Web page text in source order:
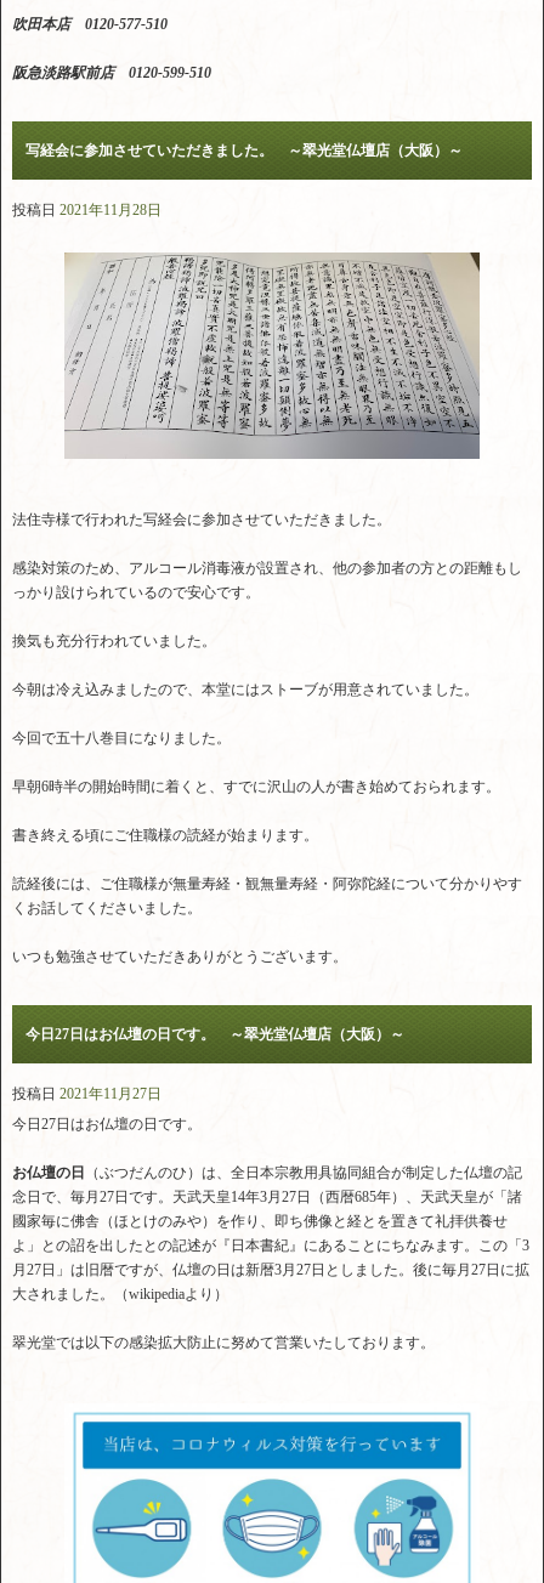
吹田本店 0120-577-510
阪急淡路駅前店 0120-599-510
写経会に参加させていただきました。 ～翠光堂仏壇店（大阪）～
投稿日 2021年11月28日
法住寺様で行われた写経会に参加させていただきました。
感染対策のため、アルコール消毒液が設置され、他の参加者の方との距離もし
っかり設けられているので安心です。
換気も充分行われていました。
今朝は冷え込みましたので、本堂にはストーブが用意されていました。
今回で五十八巻目になりました。
早朝6時半の開始時間に着くと、すでに沢山の人が書き始めておられます。
書き終える頃にご住職様の読経が始まります。
読経後には、ご住職様が無量寿経・観無量寿経・阿弥陀経について分かりやす
くお話してくださいました。
いつも勉強させていただきありがとうございます。
今日27日はお仏壇の日です。 ～翠光堂仏壇店（大阪）～
投稿日 2021年11月27日
今日27日はお仏壇の日です。
お仏壇の日
（ぶつだんのひ）は、全日本宗教用具協同組合が制定した仏壇の記
念日で、毎月27日です。天武天皇14年3月27日（西暦685年）、天武天皇が「諸
國家毎に佛舎（ほとけのみや）を作り、即ち佛像と経とを置きて礼拝供養せ
よ」との詔を出したとの記述が『日本書紀』にあることにちなみます。この「3
月27日」は旧暦ですが、仏壇の日は新暦3月27日としました。後に毎月27日に拡
大されました。（wikipediaより）
翠光堂では以下の感染拡大防止に努めて営業いたしております。